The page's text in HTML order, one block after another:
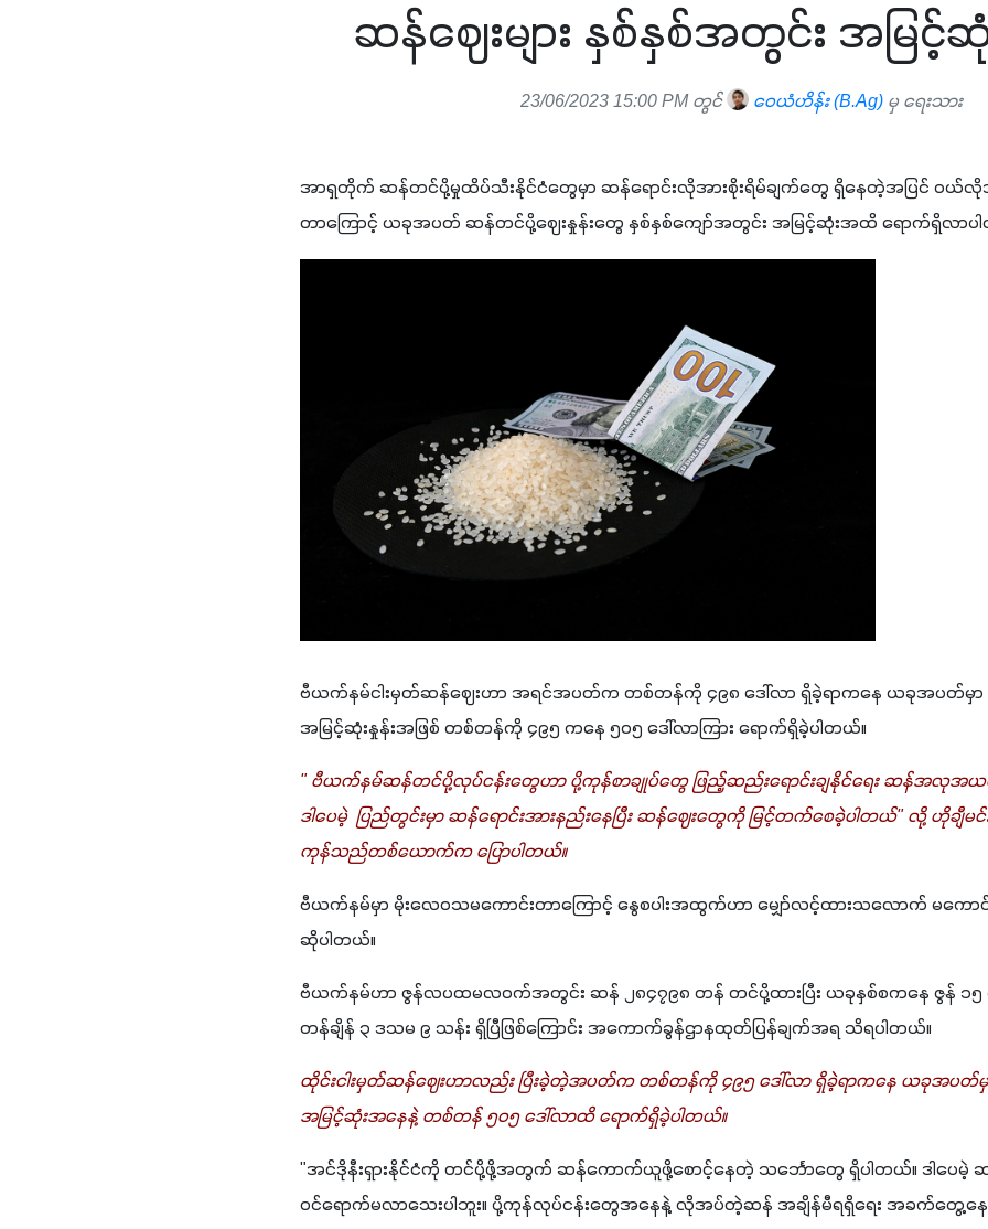
ဆန်ဈေးများ နှစ်နှစ်အတွင်း အမြင့်
23/06/2023 15:00 PM တွင် ဝေယံဟိန်း (B.Ag)မှ ရေးသား
အာရှတိုက် ဆန်တင်ပို့မှုထိပ်သီးနိုင်ငံတွေမှာ ဆန်ရောင်းလိုအားစိုးရိမ်ချက်တွေ ရှိနေတဲ့အပြင် ဝယ်
တာကြောင့် ယခုအပတ် ဆန်တင်ပို့ဈေးနှုန်းတွေ နှစ်နှစ်ကျော်အတွင်း အမြင့်ဆုံးအထိ ရောက်ရှိလာပ
ဗီယက်နမ်ငါးမှတ်ဆန်ဈေးဟာ အရင်အပတ်က တစ်တန်ကို ၄၉၈ ဒေါ်လာ ရှိခဲ့ရာကနေ ယခုအပတ်မှာ ၂
အမြင့်ဆုံးနှုန်းအဖြစ် တစ်တန်ကို ၄၉၅ ကနေ ၅၀၅ ဒေါ်လာကြား ရောက်ရှိခဲ့ပါတယ်။
" ဗီယက်နမ်ဆန်တင်ပို့လုပ်ငန်းတွေဟာ ပို့ကုန်စာချုပ်တွေ ဖြည့်ဆည်းရောင်းချနိုင်ရေး ဆန်အလုအ
ဒါပေမဲ့  ပြည်တွင်းမှာ ဆန်ရောင်းအားနည်းနေပြီး ဆန်ဈေးတွေကို မြင့်တက်စေခဲ့ပါတယ်" လို့ ဟိုချီမင်
ကုန်သည်တစ်ယောက်က ပြောပါတယ်။
ဗီယက်နမ်မှာ မိုးလေဝသမကောင်းတာကြောင့် နွေစပါးအထွက်ဟာ မျှော်လင့်ထားသလောက် မက
ဆိုပါတယ်။
ဗီယက်နမ်ဟာ ဇွန်လပထမလဝက်အတွင်း ဆန် ၂၈၄၇၉၈ တန် တင်ပို့ထားပြီး ယခုနှစ်စကနေ ဇွန် ၁၅
တန်ချိန် ၃ ဒသမ ၉ သန်း ရှိပြီဖြစ်ကြောင်း အကောက်ခွန်ဌာနထုတ်ပြန်ချက်အရ သိရပါတယ်။
ထိုင်းငါးမှတ်ဆန်ဈေးဟာလည်း ပြီးခဲ့တဲ့အပတ်က တစ်တန်ကို ၄၉၅ ဒေါ်လာ ရှိခဲ့ရာကနေ ယခုအပတ်မှ
အမြင့်ဆုံးအနေနဲ့ တစ်တန် ၅၀၅ ဒေါ်လာထိ ရောက်ရှိခဲ့ပါတယ်။
"အင်ဒိုနီးရှားနိုင်ငံကို တင်ပို့ဖို့အတွက် ဆန်ကောက်ယူဖို့စောင့်နေတဲ့ သင်္ဘောတွေ ရှိပါတယ်။ ဒါပ
ဝင်ရောက်မလာသေးပါဘူး။ ပို့ကုန်လုပ်ငန်းတွေအနေနဲ့ လိုအပ်တဲ့ဆန် အချိန်မီရရှိရေး အခက်တွေ့